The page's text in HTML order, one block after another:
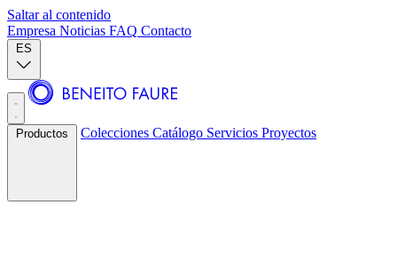
Saltar al contenido
Empresa Noticias FAQ Contacto
ES
Productos Colecciones Catálogo Servicios Proyectos